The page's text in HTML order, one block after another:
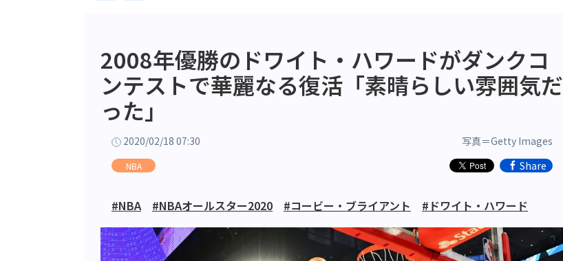
2008年優勝のドワイト・ハワードがダンクコ
ンテストで華麗なる復活「素晴らしい雰囲気だ
った」
2020/02/18 07:30 写真＝Getty Images
NBA Share
#NBA #NBAオールスター2020 #コービー・ブライアント #ドワイト・ハワード